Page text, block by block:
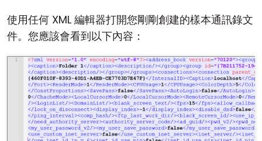
使用任何 XML 編輯器打開您剛剛創建的樣本通訊錄文
件。您應該會看到以下內容：